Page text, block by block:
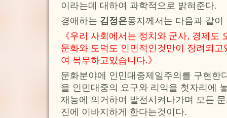
이라는데 대하여 과학적으로 밝혀준다.
경애하는 김정은동지께서는 다음과 같이
《우리 사회에서는 정치와 군사, 경제도
문화와 도덕도 인민적인것만이 장려되
여 복무하고있습니다.》
문화분야에 인민대중제일주의를 구현한
을 인민대중의 요구와 리익을 첫자리에
재능에 의거하여 발전시켜나가며 모든
진에 이바지하게 한다는것이다.